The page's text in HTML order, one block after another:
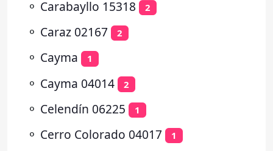
⚬ Carabayllo 15318 2
⚬ Caraz 02167 2
⚬ Cayma 1
⚬ Cayma 04014 2
⚬ Celendín 06225 1
⚬ Cerro Colorado 04017 1